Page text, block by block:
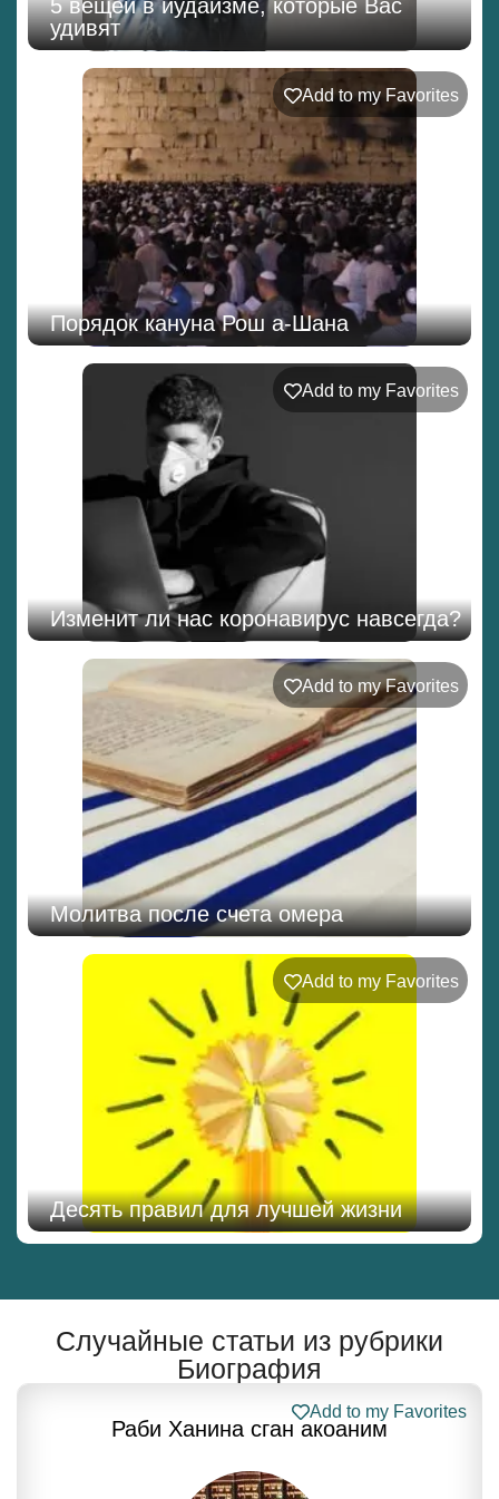
5 вещей в иудаизме, которые Вас
удивят
Add to my Favorites
Порядок кануна Рош а-Шана
Add to my Favorites
Изменит ли нас коронавирус навсегда?
Add to my Favorites
Молитва после счета омера
Add to my Favorites
Десять правил для лучшей жизни
Случайные статьи из рубрики
Биография
Раби Ханина сган акоаним
Add to my Favorites